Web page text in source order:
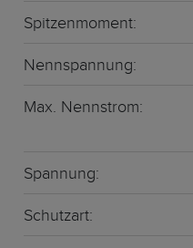
Spitzenmoment:
Nennspannung:
Max. Nennstrom:
Spannung:
Schutzart: